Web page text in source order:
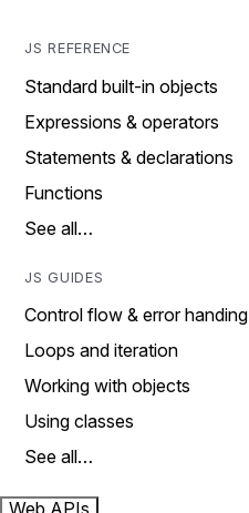
JS REFERENCE
Standard built-in objects
Expressions & operators
Statements & declarations
Functions
See all…
JS GUIDES
Control flow & error handing
Loops and iteration
Working with objects
Using classes
See all…
Web APIs